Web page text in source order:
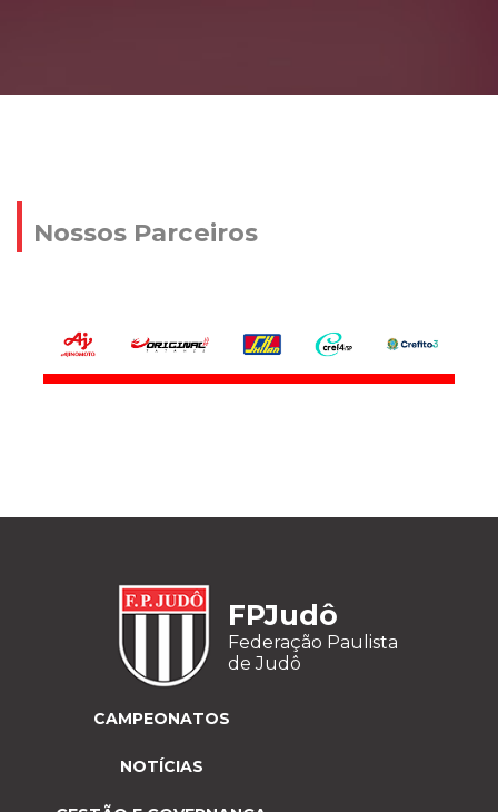
Nossos Parceiros
FPJudô
Federação Paulista
de Judô
CAMPEONATOS
NOTÍCIAS